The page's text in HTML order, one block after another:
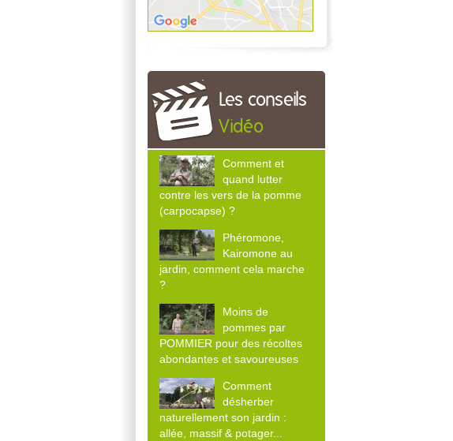
Les conseils
Vidéo
Comment et
quand lutter
contre les vers de la pomme
(carpocapse) ?
Phéromone,
Kairomone au
jardin, comment cela marche
?
Moins de
pommes par
POMMIER pour des récoltes
abondantes et savoureuses
Comment
désherber
naturellement son jardin :
allée, massif & potager...